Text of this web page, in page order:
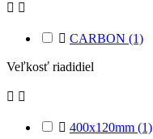
 
 CARBON (1)
Veľkosť riadidiel
 
 400x120mm (1)